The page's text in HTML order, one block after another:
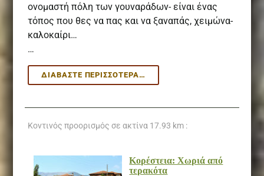
ονομαστή πόλη των γουναράδων- είναι ένας
τόπος που θες να πας και να ξαναπάς, χειμώνα-
καλοκαίρι…
…
ΔΙΑΒΆΣΤΕ ΠΕΡΙΣΣΌΤΕΡΑ…
Η
ΣΤΟΛΊΔΙ
ΣΤΗ
Κοντινός προορισμός σε ακτίνα 17.93 km :
Κορέστεια: Χωριά από
τερακότα